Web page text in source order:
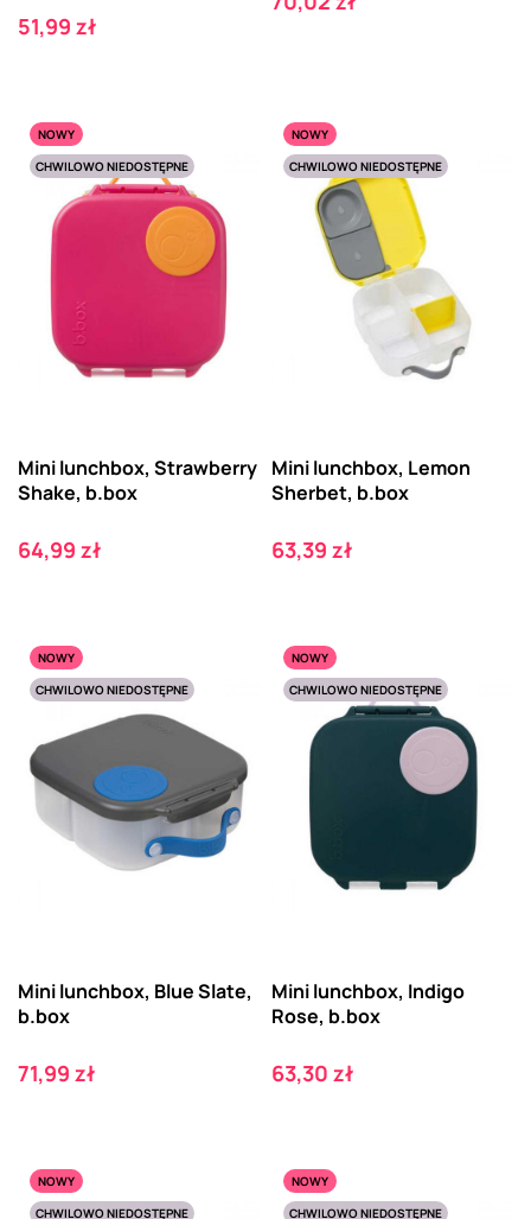
Cena
51,99 zł
NOWY
CHWILOWO NIEDOSTĘPNE
Mini lunchbox, Strawberry
Shake, b.box
Cena
64,99 zł
NOWY
CHWILOWO NIEDOSTĘPNE
Mini lunchbox, Lemon
Sherbet, b.box
Cena
63,39 zł
NOWY
CHWILOWO NIEDOSTĘPNE
Mini lunchbox, Blue Slate,
b.box
Cena
71,99 zł
NOWY
CHWILOWO NIEDOSTĘPNE
Mini lunchbox, Indigo
Rose, b.box
Cena
63,30 zł
NOWY
CHWILOWO NIEDOSTĘPNE
NOWY
CHWILOWO NIEDOSTĘPNE